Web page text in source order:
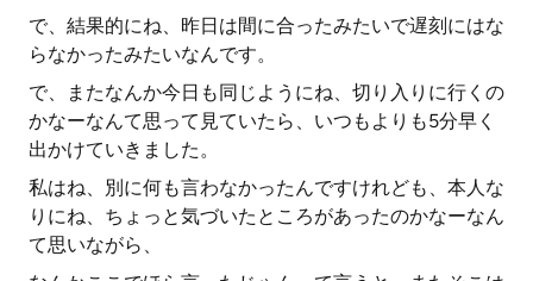
で、結果的にね、昨日は間に合ったみたいで遅刻にはな
らなかったみたいなんです。
で、またなんか今日も同じようにね、切り入りに行くの
かなーなんて思って見ていたら、いつもよりも5分早く
出かけていきました。
私はね、別に何も言わなかったんですけれども、本人な
りにね、ちょっと気づいたところがあったのかなーなん
て思いながら、